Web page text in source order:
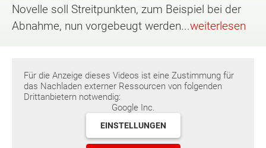
Novelle soll Streitpunkten, zum Beispiel bei der
Abnahme, nun vorgebeugt werden...weiterlesen
Für die Anzeige dieses Videos ist eine Zustimmung für
das Nachladen externer Ressourcen von folgenden
Drittanbietern notwendig:
Google Inc.
EINSTELLUNGEN